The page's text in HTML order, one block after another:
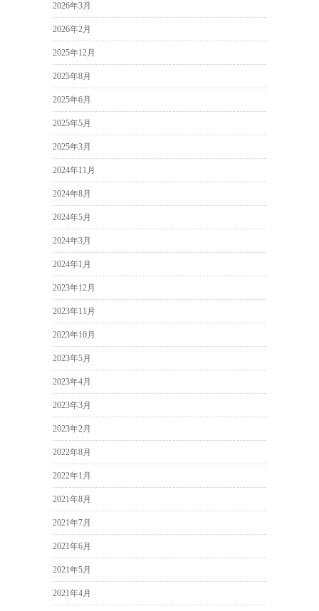
2026年3月
2026年2月
2025年12月
2025年8月
2025年6月
2025年5月
2025年3月
2024年11月
2024年8月
2024年5月
2024年3月
2024年1月
2023年12月
2023年11月
2023年10月
2023年5月
2023年4月
2023年3月
2023年2月
2022年8月
2022年1月
2021年8月
2021年7月
2021年6月
2021年5月
2021年4月